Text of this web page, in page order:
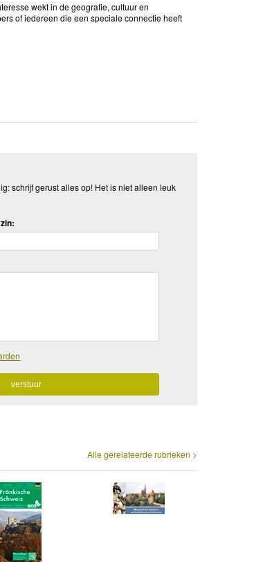
wekt in de geografie, cultuur en
of iedereen die een speciale connectie heeft
schrijf gerust alles op! Het is niet alleen leuk
Alle gerelateerde rubrieken >